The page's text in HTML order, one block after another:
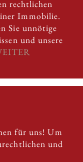
rechtlichen
Immobilie.
Sie unnötige
und unsere
für uns! Um
und